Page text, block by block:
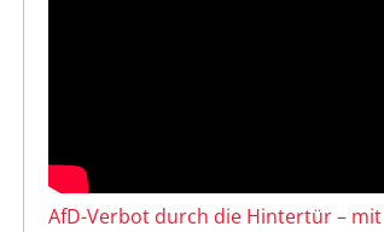
AfD-Verbot durch die Hintertür – mit